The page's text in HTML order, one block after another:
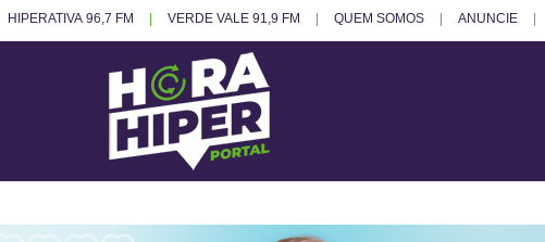
HIPERATIVA 96,7 FM VERDE VALE 91,9 FM QUEM SOMOS ANUNCIE